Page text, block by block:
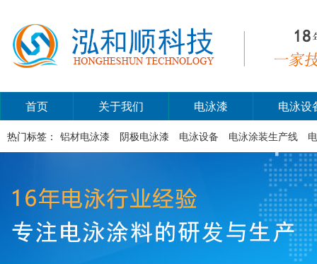
首页 关于我们 电泳漆 电泳设
热门标签： 铝材电泳漆 阴极电泳漆 电泳设备 电泳涂装生产线